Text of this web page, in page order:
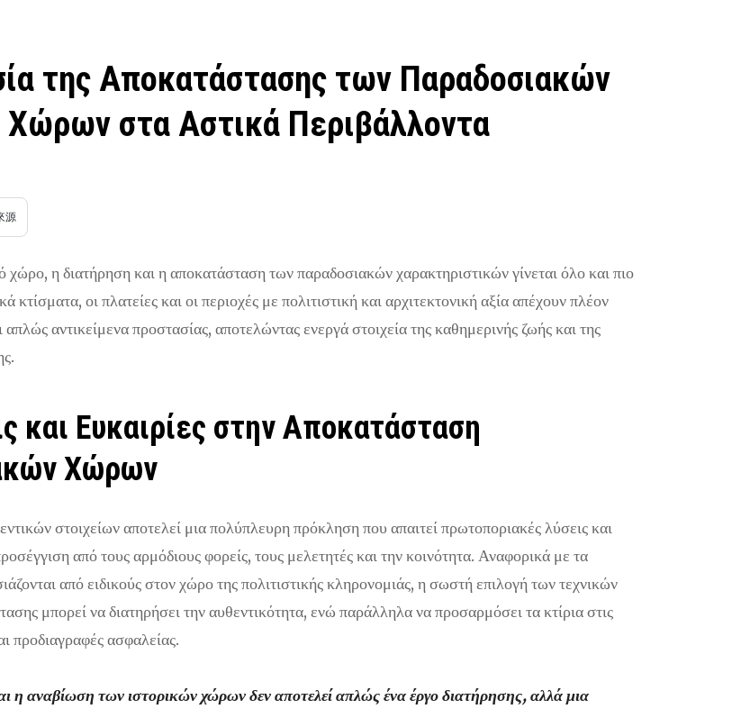
της Αποκατάστασης των Παραδοσιακών
Χώρων στα Αστικά Περιβάλλοντα
源
χώρο, η διατήρηση και η αποκατάσταση των παραδοσιακών χαρακτηριστικών γίνεται όλο και πιο
κτίσματα, οι πλατείες και οι περιοχές με πολιτιστική και αρχιτεκτονική αξία απέχουν πλέον
αντικείμενα προστασίας, αποτελώντας ενεργά στοιχεία της καθημερινής ζωής και της
και Ευκαιρίες στην Αποκατάσταση
Χώρων
στοιχείων αποτελεί μια πολύπλευρη πρόκληση που απαιτεί πρωτοποριακές λύσεις και
από τους αρμόδιους φορείς, τους μελετητές και την κοινότητα. Αναφορικά με τα
από ειδικούς στον χώρο της πολιτιστικής κληρονομιάς, η σωστή επιλογή των τεχνικών
μπορεί να διατηρήσει την αυθεντικότητα, ενώ παράλληλα να προσαρμόσει τα κτίρια στις
προδιαγραφές ασφαλείας.
η αναβίωση των ιστορικών χώρων δεν αποτελεί απλώς ένα έργο διατήρησης, αλλά μια